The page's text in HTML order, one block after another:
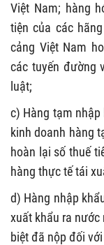
Việt Nam; hàng
tiện của các
cảng Việt Nam
các tuyến đường
luật;
c) Hàng tạm
kinh doanh hàng
hoàn lại số thuế
hàng thực tế tái
d) Hàng nhập
xuất khẩu ra
biệt đã nộp đối